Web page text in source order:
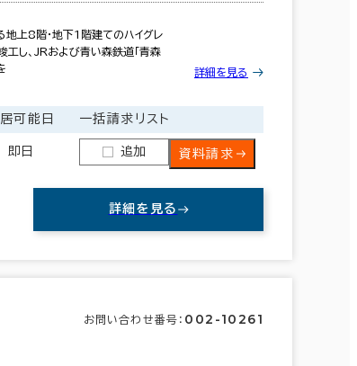
地上8階・地下1階建てのハイグレ
し、JRおよび青い森鉄道「青森
詳細を見る
可能日 一括請求リスト
即日 追加 資料請求
詳細を見る
お問い合わせ番号： 002-10261